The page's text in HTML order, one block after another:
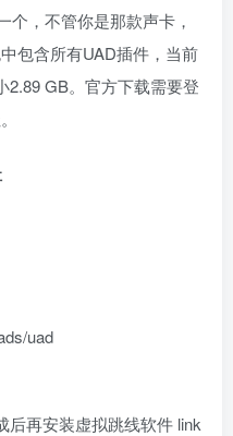
个，不管你是那款声卡，
包含所有UAD插件，当前
2.89 GB。官方下载需要登
uad
后再安装虚拟跳线软件 link